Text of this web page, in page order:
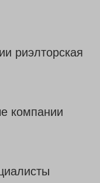
риэлторская
компании